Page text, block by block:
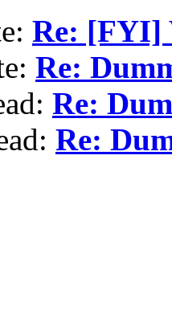
Re: [FYI]
Re:
Re:
Re: